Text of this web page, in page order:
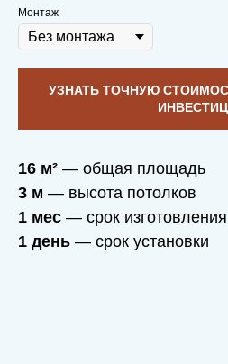
Монтаж
УЗНАТЬ ТОЧНУЮ
16 м² — общая площадь
3 м — высота потолков
1 мес — срок изготовления
1 день — срок установки